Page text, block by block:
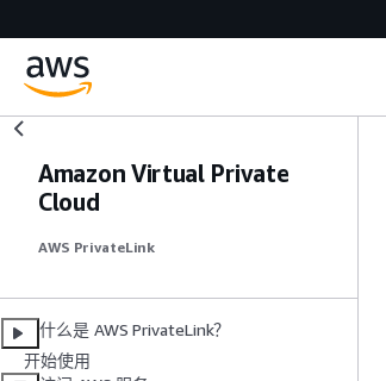
Amazon Virtual Private
Cloud
AWS PrivateLink
什么是 AWS PrivateLink？
开始使用